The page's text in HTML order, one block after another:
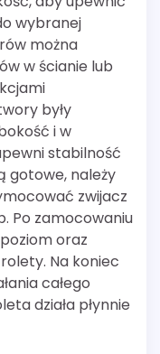
wybranej
można
w ścianie lub
były
i w
stabilność
gotowe, należy
zwijacz
Po zamocowaniu
oraz
Na koniec
całego
działa płynnie